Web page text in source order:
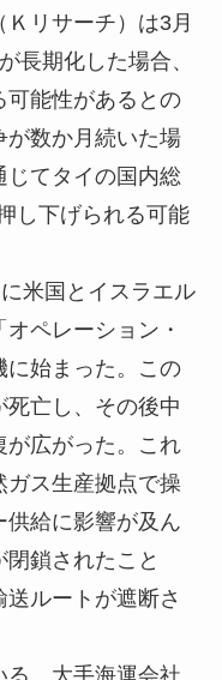
リサーチ）は3月
長期化した場合、
可能性があるとの
が数か月続いた場
てタイの国内総
し下げられる可能
米国とイスラエル
ペレーション・
に始まった。この
亡し、その後中
が広がった。これ
ガス生産拠点で操
給に影響が及ん
鎖されたこと
ルートが遮断さ